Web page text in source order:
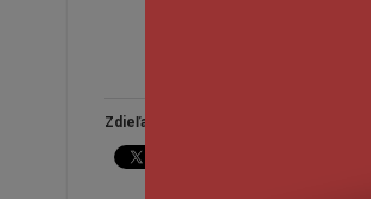
Zdieľaj tento článok: